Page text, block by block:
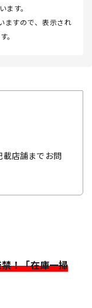
ます。
ますので、表示され
。
店舗までお問
！「在庫一掃